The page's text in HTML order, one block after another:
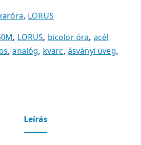
, LORUS
, LORUS, bicolor óra, acél
,analóg, kvarc, ásványi üveg,
Leírás